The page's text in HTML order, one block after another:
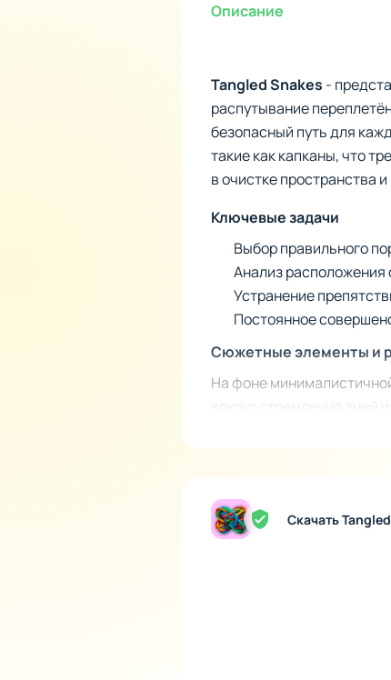
Описание
Tangled Snakes -
распутывание
безопасный путь для
такие как капканы, что
в очистке пространства
Ключевые задачи
Выбор правильного
Анализ расположения
Устранение
Постоянное
Сюжетные элементы и
На фоне
вокруг стремления
трудностей и
ОсобенностиСкачать